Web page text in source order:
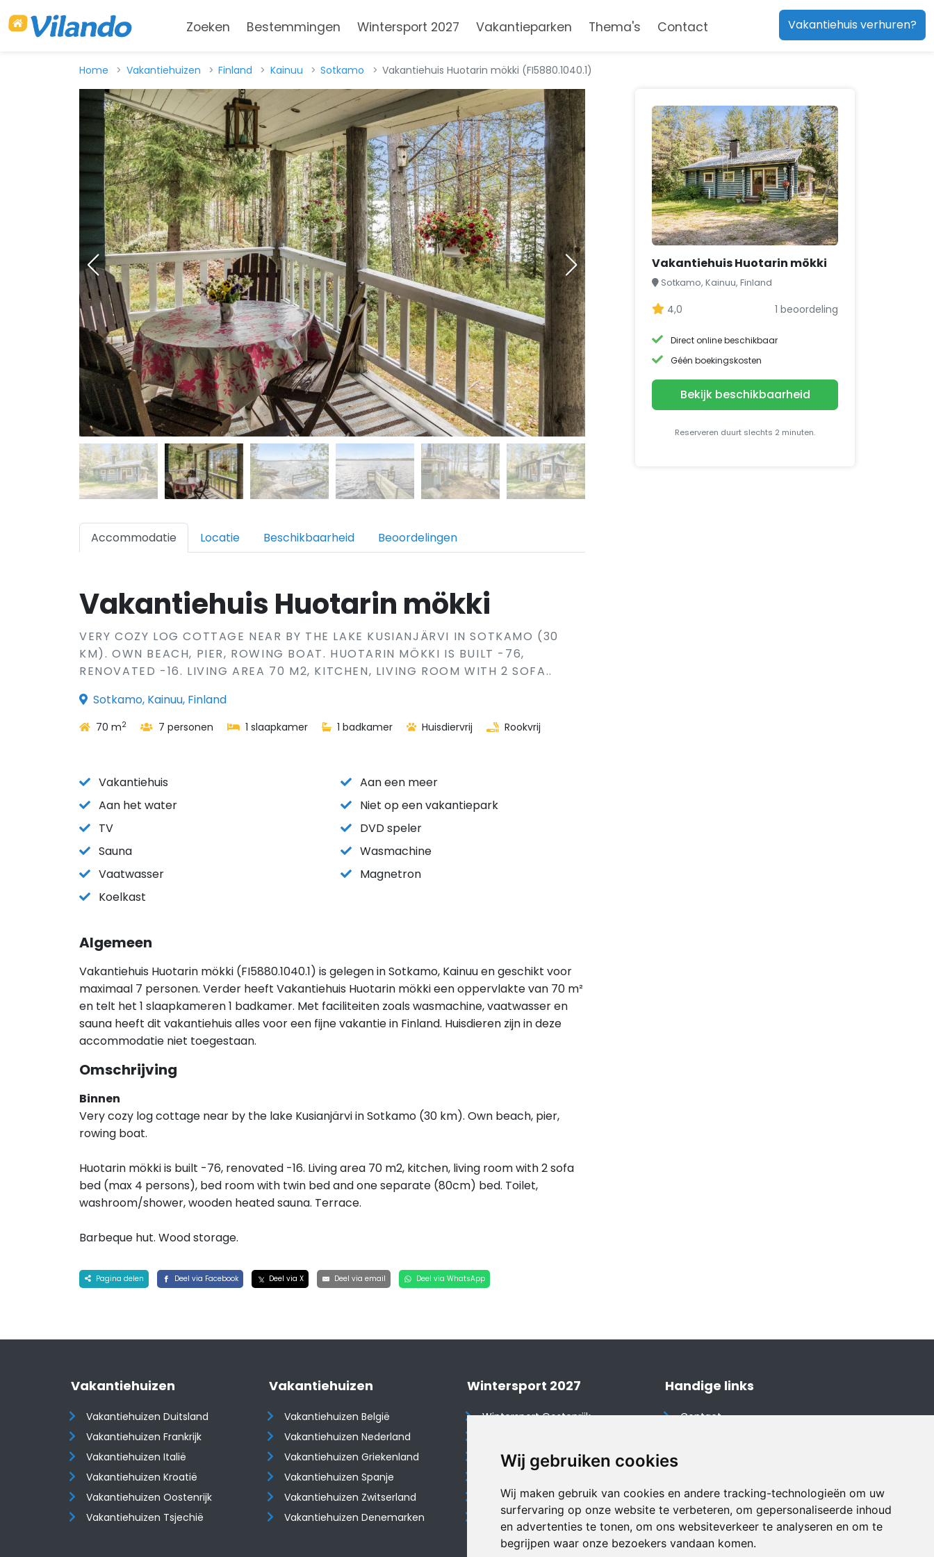
Wij gebruiken cookies
Wij maken gebruik van cookies en andere tracking-technologieën om uw
surfervaring op onze website te verbeteren, om gepersonaliseerde inhoud
en advertenties te tonen, om ons websiteverkeer te analyseren en om te
begrijpen waar onze bezoekers vandaan komen.
Zoeken Bestemmingen Wintersport 2027 Vakantieparken Thema's Contact Vakantiehuis verhuren?
Home Vakantiehuizen Finland Kainuu Sotkamo Vakantiehuis Huotarin mökki (FI5880.1040.1)
Accommodatie Locatie Beschikbaarheid Beoordelingen
Vakantiehuis Huotarin mökki
VERY COZY LOG COTTAGE NEAR BY THE LAKE KUSIANJÄRVI IN SOTKAMO (30
KM). OWN BEACH, PIER, ROWING BOAT. HUOTARIN MÖKKI IS BUILT -76,
RENOVATED -16. LIVING AREA 70 M2, KITCHEN, LIVING ROOM WITH 2 SOFA..
Sotkamo, Kainuu, Finland
70 m2 7 personen 1 slaapkamer 1 badkamer Huisdiervrij Rookvrij
Vakantiehuis
Aan een meer
Aan het water
Niet op een vakantiepark
TV
DVD speler
Sauna
Wasmachine
Vaatwasser
Magnetron
Koelkast
Algemeen
Vakantiehuis Huotarin mökki (FI5880.1040.1) is gelegen in Sotkamo, Kainuu en geschikt voor
maximaal 7 personen. Verder heeft Vakantiehuis Huotarin mökki een oppervlakte van 70 m²
en telt het 1 slaapkameren 1 badkamer. Met faciliteiten zoals wasmachine, vaatwasser en
sauna heeft dit vakantiehuis alles voor een fijne vakantie in Finland. Huisdieren zijn in deze
accommodatie niet toegestaan.
Omschrijving
Binnen
Very cozy log cottage near by the lake Kusianjärvi in Sotkamo (30 km). Own beach, pier,
rowing boat.
Huotarin mökki is built -76, renovated -16. Living area 70 m2, kitchen, living room with 2 sofa
bed (max 4 persons), bed room with twin bed and one separate (80cm) bed. Toilet,
washroom/shower, wooden heated sauna. Terrace.
Barbeque hut. Wood storage.
Pagina delen Deel via Facebook Deel via X Deel via email Deel via WhatsApp
Vakantiehuis Huotarin mökki
Sotkamo, Kainuu, Finland
4,0 1 beoordeling
Direct online beschikbaar
Géén boekingskosten
Bekijk beschikbaarheid
Reserveren duurt slechts 2 minuten.
Vakantiehuizen
Vakantiehuizen Duitsland
Vakantiehuizen Frankrijk
Vakantiehuizen Italië
Vakantiehuizen Kroatië
​​​​​​​Vakantiehuizen Oostenrijk
Vakantiehuizen Tsjechië
Vakantiehuizen
Vakantiehuizen België
Vakantiehuizen Nederland
Vakantiehuizen Griekenland
Vakantiehuizen Spanje
​​​​​​​Vakantiehuizen Zwitserland
Vakantiehuizen Denemarken
Wintersport 2027
Wintersport Oostenrijk
Wintersport Tsjechië
Wintersport Duitsland
Wintersport Italië
Handige links
Contact
Disclaimer
Vakantiehuis website